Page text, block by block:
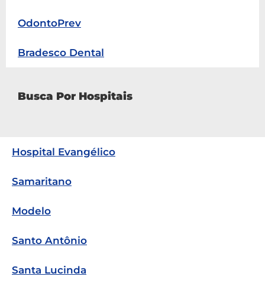
OdontoPrev
Bradesco Dental
Busca Por Hospitais
Hospital Evangélico
Samaritano
Modelo
Santo Antônio
Santa Lucinda